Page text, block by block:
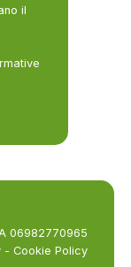
il
06982770965
- Cookie Policy